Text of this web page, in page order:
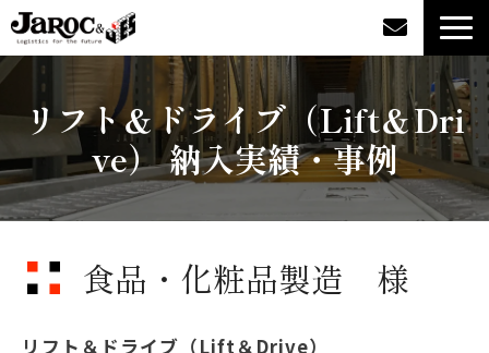
製品情報
企業情報
カタログダウンロード
ジャロックコラム
リフト＆ドライブ（Lift＆Dri
ve） 納入実績・事例
食品・化粧品製造 様
リフト＆ドライブ（Lift＆Drive）